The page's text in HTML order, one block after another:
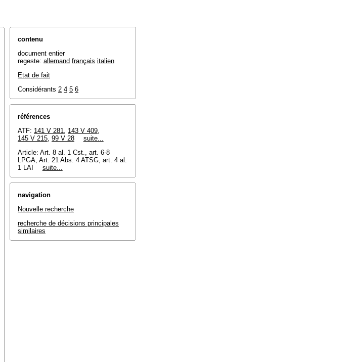
contenu
document entier
regeste: allemand français italien
Etat de fait
Considérants 2 4 5 6
références
ATF: 141 V 281, 143 V 409,
145 V 215, 99 V 28
suite...
Article: Art. 8 al. 1 Cst., art. 6-8
LPGA, Art. 21 Abs. 4 ATSG, art. 4 al.
1 LAI
suite...
navigation
Nouvelle recherche
recherche de décisions principales
similaires